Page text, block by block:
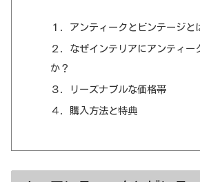
１．アンティークとビンテージと
２．なぜインテリアにアンティー
か？
３．リーズナブルな価格帯
４．購入方法と特典